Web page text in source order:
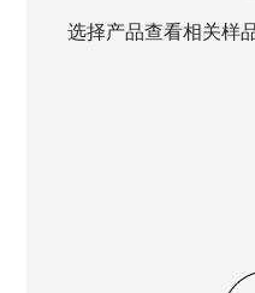
选择产品查看相关样